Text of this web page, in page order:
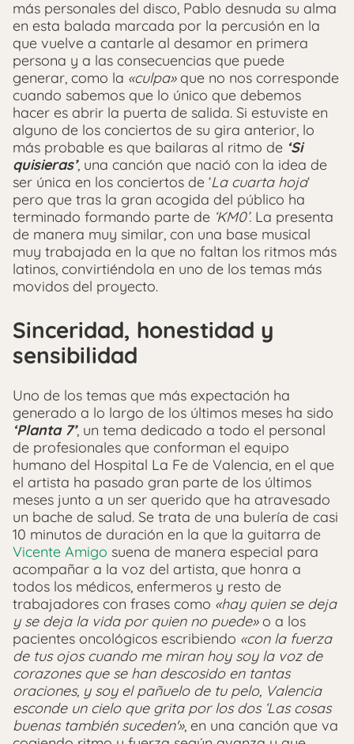
más personales del disco, Pablo desnuda su alma
en esta balada marcada por la percusión en la
que vuelve a cantarle al desamor en primera
persona y a las consecuencias que puede
generar, como la «culpa»que no nos corresponde
cuando sabemos que lo único que debemos
hacer es abrir la puerta de salida. Si estuviste en
alguno de los conciertos de su gira anterior, lo
más probable es que bailaras al ritmo de ‘Si
quisieras’, una canción que nació con la idea de
ser única en los conciertos de ‘La cuarta hoja‘
pero que tras la gran acogida del público ha
terminado formando parte de ‘KM0’. La presenta
de manera muy similar, con una base musical
muy trabajada en la que no faltan los ritmos más
latinos, convirtiéndola en uno de los temas más
movidos del proyecto.
Sinceridad, honestidad y
sensibilidad
Uno de los temas que más expectación ha
generado a lo largo de los últimos meses ha sido
‘Planta 7’, un tema dedicado a todo el personal
de profesionales que conforman el equipo
humano del Hospital La Fe de Valencia, en el que
el artista ha pasado gran parte de los últimos
meses junto a un ser querido que ha atravesado
un bache de salud. Se trata de una bulería de casi
10 minutos de duración en la que la guitarra de
Vicente Amigo suena de manera especial para
acompañar a la voz del artista, que honra a
todos los médicos, enfermeros y resto de
trabajadores con frases como «hay quien se deja
y se deja la vida por quien no puede»o a los
pacientes oncológicos escribiendo «con la fuerza
de tus ojos cuando me miran hoy soy la voz de
corazones que se han descosido en tantas
oraciones, y soy el pañuelo de tu pelo, Valencia
esconde un cielo que grita por los dos ‘Las cosas
buenas también suceden'», en una canción que va